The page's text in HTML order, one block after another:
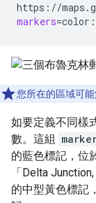
https://
markers=
您所在的區域可能
如要定義不同樣
數。這組
的藍色標記，位
「Delta
的中型黃色標記